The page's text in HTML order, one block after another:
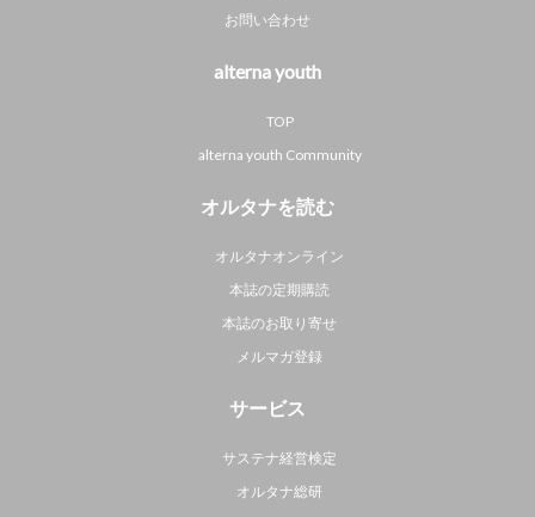
お問い合わせ
alterna youth
TOP
alterna youth Community
オルタナを読む
オルタナオンライン
本誌の定期購読
本誌のお取り寄せ
メルマガ登録
サービス
サステナ経営検定
オルタナ総研